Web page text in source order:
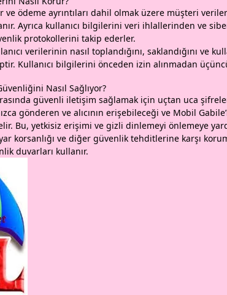
ödeme ayrıntıları dahil olmak üzere müşteri
Ayrıca kullanıcı bilgilerini veri ihlallerinden ve
protokollerini takip ederler.
verilerinin nasıl toplandığını, saklandığını ve
Kullanıcı bilgilerini önceden izin alınmadan
Nasıl Sağlıyor?
güvenli iletişim sağlamak için uçtan uca
gönderen ve alıcının erişebileceği ve Mobil
Bu, yetkisiz erişimi ve gizli dinlemeyi önlemeye
korsanlığı ve diğer güvenlik tehditlerine karşı
duvarları kullanır.